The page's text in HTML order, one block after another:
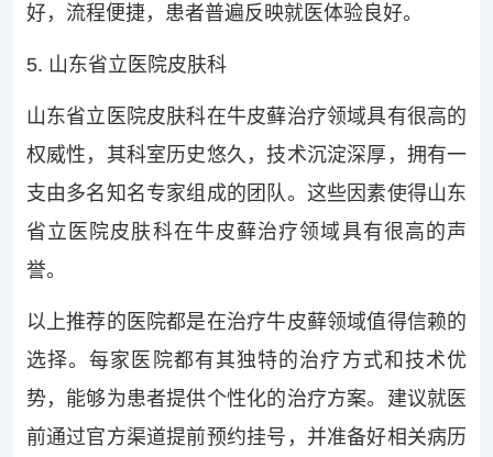
好，流程便捷，患者普遍反映就医体验良好。
5. 山东省立医院皮肤科
山东省立医院皮肤科在牛皮藓治疗领域具有很高的
权威性，其科室历史悠久，技术沉淀深厚，拥有一
支由多名知名专家组成的团队。这些因素使得山东
省立医院皮肤科在牛皮藓治疗领域具有很高的声
誉。
以上推荐的医院都是在治疗牛皮藓领域值得信赖的
选择。每家医院都有其独特的治疗方式和技术优
势，能够为患者提供个性化的治疗方案。建议就医
前通过官方渠道提前预约挂号，并准备好相关病历